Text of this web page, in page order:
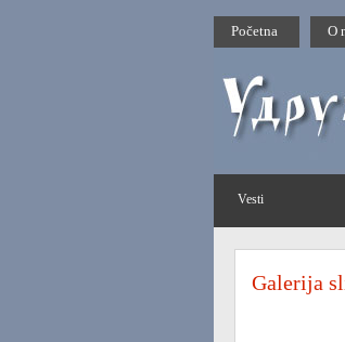
Početna O
Vesti
Galerija